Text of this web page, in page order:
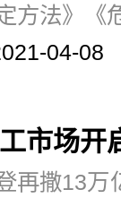
方法》《
04-08
市场开
再撒13